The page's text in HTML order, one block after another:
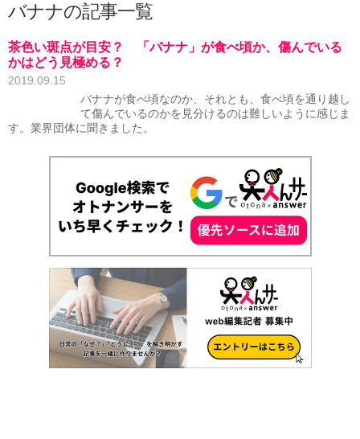
バナナの記事一覧
茶色い斑点が目安？ 「バナナ」が食べ頃か、傷んでいる
かはどう見極める？
2019.09.15
バナナが食べ頃なのか、それとも、食べ頃を通り越し
て傷んでいるのかを見分けるのは難しいように感じま
す。業界団体に聞きました。